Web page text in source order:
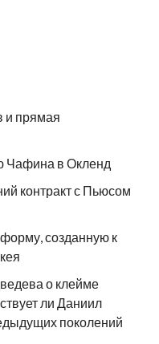
и прямая
Чафина в Окленд
контракт с Пьюсом
созданную к
о клейме
ли Даниил
поколений